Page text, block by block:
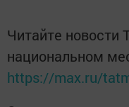
Читайте новости
национальном
https://max.ru/